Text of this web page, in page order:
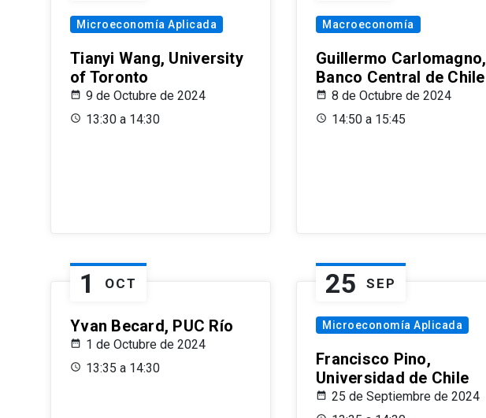
Microeconomía Aplicada
Tianyi Wang, University
of Toronto
9 de Octubre de 2024
13:30 a 14:30
Macroeconomía
Guillermo Carlomagno,
Banco Central de Chile
8 de Octubre de 2024
14:50 a 15:45
1 OCT
Yvan Becard, PUC Río
1 de Octubre de 2024
13:35 a 14:30
25 SEP
Microeconomía Aplicada
Francisco Pino,
Universidad de Chile
25 de Septiembre de 2024